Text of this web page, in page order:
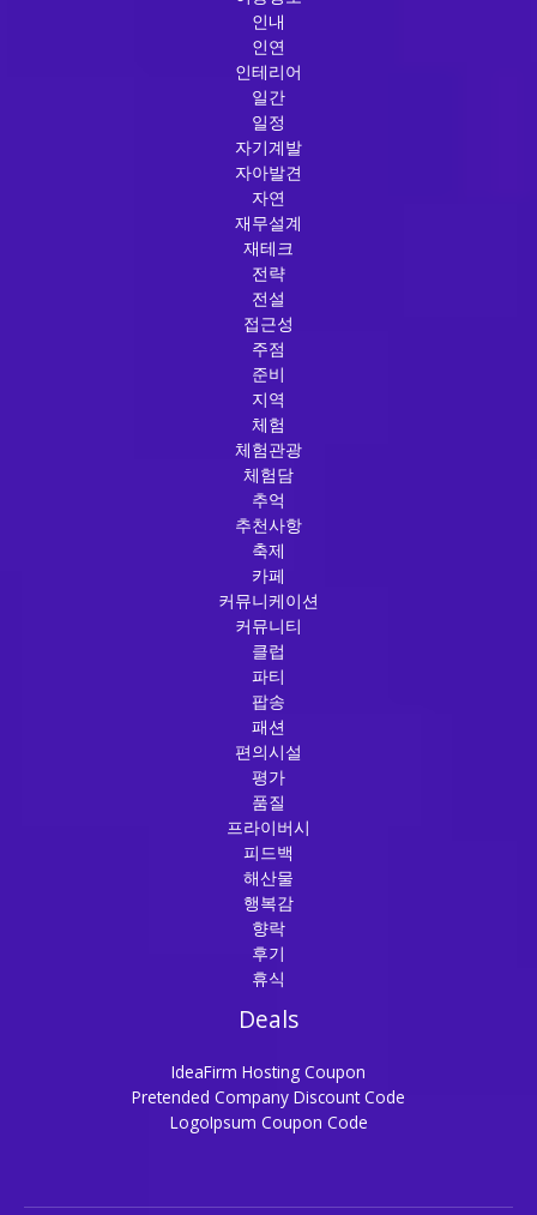
인내
인연
인테리어
일간
일정
자기계발
자아발견
자연
재무설계
재테크
전략
전설
접근성
주점
준비
지역
체험
체험관광
체험담
추억
추천사항
축제
카페
커뮤니케이션
커뮤니티
클럽
파티
팝송
패션
편의시설
평가
품질
프라이버시
피드백
해산물
행복감
향락
후기
휴식
Deals
IdeaFirm Hosting Coupon
Pretended Company Discount Code
LogoIpsum Coupon Code